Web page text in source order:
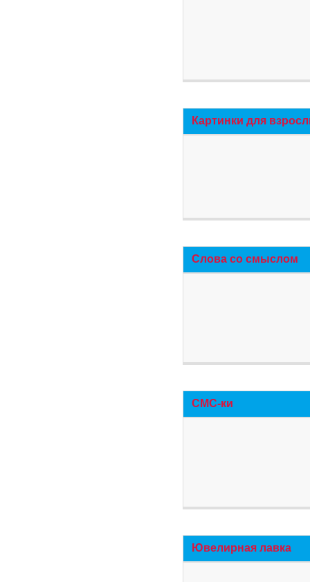
Картинки для
Слова со смыслом
СМС-ки
Ювелирная лавка